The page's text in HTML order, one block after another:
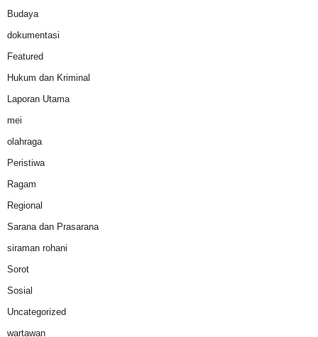
Budaya
dokumentasi
Featured
Hukum dan Kriminal
Laporan Utama
mei
olahraga
Peristiwa
Ragam
Regional
Sarana dan Prasarana
siraman rohani
Sorot
Sosial
Uncategorized
wartawan